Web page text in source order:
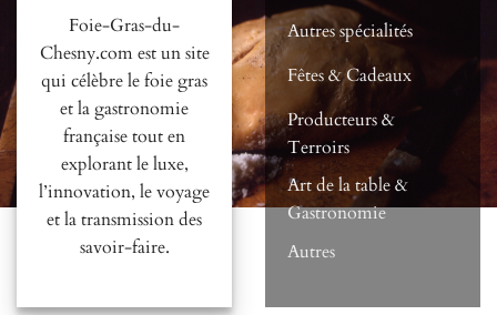
Foie-Gras-du-
Chesny.com est un site
qui célèbre le foie gras
et la gastronomie
française tout en
explorant le luxe,
l’innovation, le voyage
et la transmission des
savoir-faire.
Autres spécialités
Fêtes & Cadeaux
Producteurs &
Terroirs
Art de la table &
Gastronomie
Autres